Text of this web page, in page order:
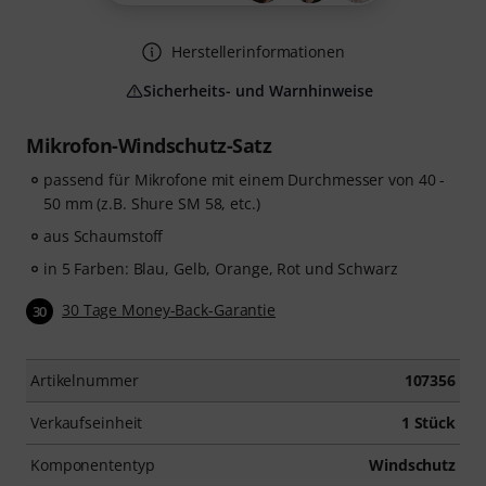
Mikrofon-Windschutz-Satz
passend für Mikrofone mit einem Durchmesser von 40 -
50 mm (z.B. Shure SM 58, etc.)
aus Schaumstoff
in 5 Farben: Blau, Gelb, Orange, Rot und Schwarz
30 30 Tage Money-Back-Garantie
Artikelnummer 107356
Verkaufseinheit 1 Stück
Komponententyp Windschutz
Herstellerinformationen
Sicherheits- und Warnhinweise